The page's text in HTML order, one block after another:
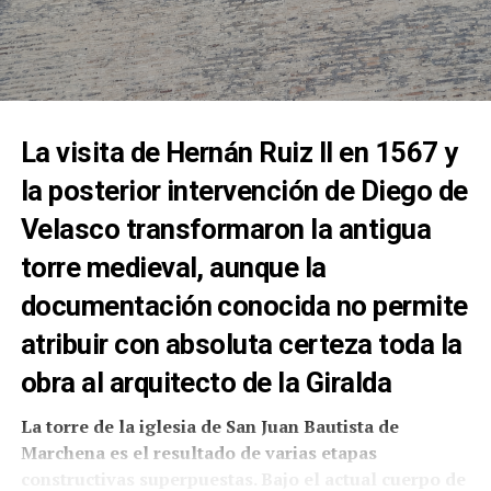
La visita de Hernán Ruiz II en 1567 y
la posterior intervención de Diego de
Velasco transformaron la antigua
torre medieval, aunque la
documentación conocida no permite
atribuir con absoluta certeza toda la
obra al arquitecto de la Giralda
La torre de la iglesia de San Juan Bautista de
Marchena es el resultado de varias etapas